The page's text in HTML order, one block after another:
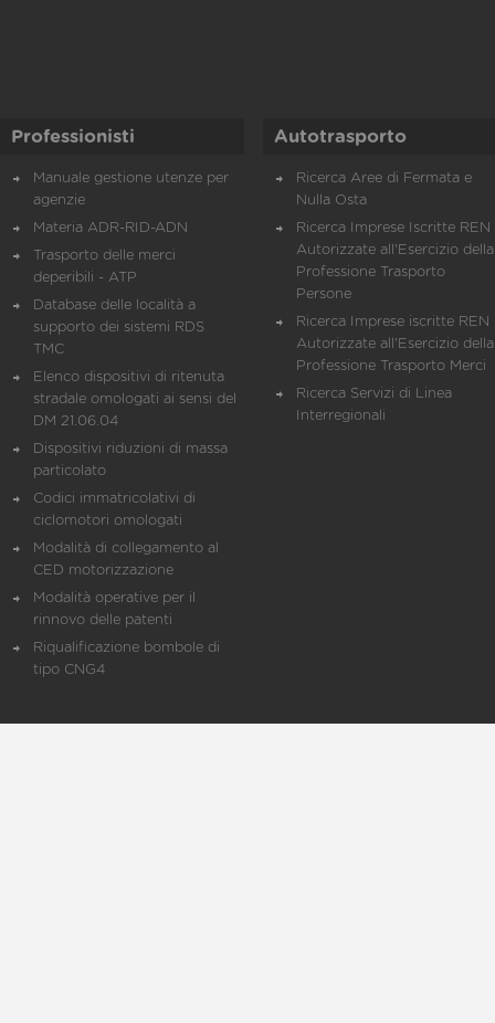
Professionisti
Manuale gestione utenze per
agenzie
Materia ADR-RID-ADN
Trasporto delle merci
deperibili - ATP
Database delle località a
supporto dei sistemi RDS
TMC
Elenco dispositivi di ritenuta
stradale omologati ai sensi del
DM 21.06.04
Dispositivi riduzioni di massa
particolato
Codici immatricolativi di
ciclomotori omologati
Modalità di collegamento al
CED motorizzazione
Modalità operative per il
rinnovo delle patenti
Riqualificazione bombole di
tipo CNG4
Autotrasporto
Ricerca Aree di Fermata e
Nulla Osta
Ricerca Imprese Iscritte REN
Autorizzate all'Esercizio della
Professione Trasporto
Persone
Ricerca Imprese iscritte REN
Autorizzate all'Esercizio della
Professione Trasporto Merci
Ricerca Servizi di Linea
Interregionali